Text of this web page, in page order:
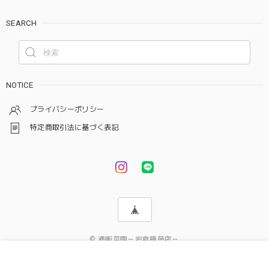
SEARCH
NOTICE
プライバシーポリシー
特定商取引法に基づく表記
© 通販菜園～岩倉種苗店～